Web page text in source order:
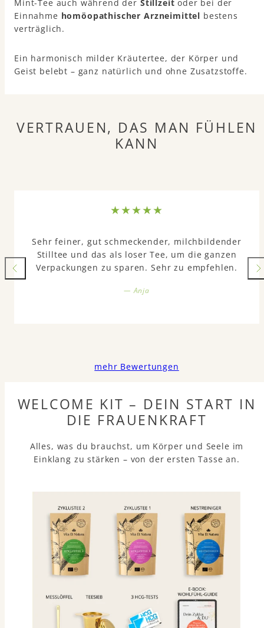
Mint-Tee auch während der Stillzeit oder bei der
Einnahme homöopathischer Arzneimittel bestens
verträglich.
Ein harmonisch milder Kräutertee, der Körper und
Geist belebt – ganz natürlich und ohne Zusatzstoffe.
VERTRAUEN, DAS MAN FÜHLEN
KANN
Sehr feiner, gut schmeckender, milchbildender
Stilltee und das als loser Tee, um die ganzen
Verpackungen zu sparen. Sehr zu empfehlen.
— Anja
mehr Bewertungen
WELCOME KIT – DEIN START IN
DIE FRAUENKRAFT
Alles, was du brauchst, um Körper und Seele im
Einklang zu stärken – von der ersten Tasse an.